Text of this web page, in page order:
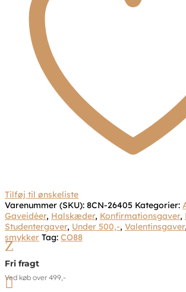
Tilføj til ønskeliste
Varenummer (SKU): 8CN-26405 Kategorier:
Gaveidéer, Halskæder, Konfirmationsgaver,
Studentergaver, Under 500,-, Valentinsgaver,
smykker Tag: CO88
Z
Fri fragt
Ved køb over 499,-
